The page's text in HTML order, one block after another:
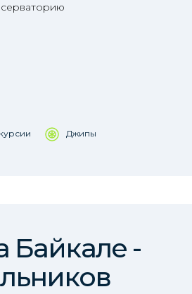
Джипы
Байкале -